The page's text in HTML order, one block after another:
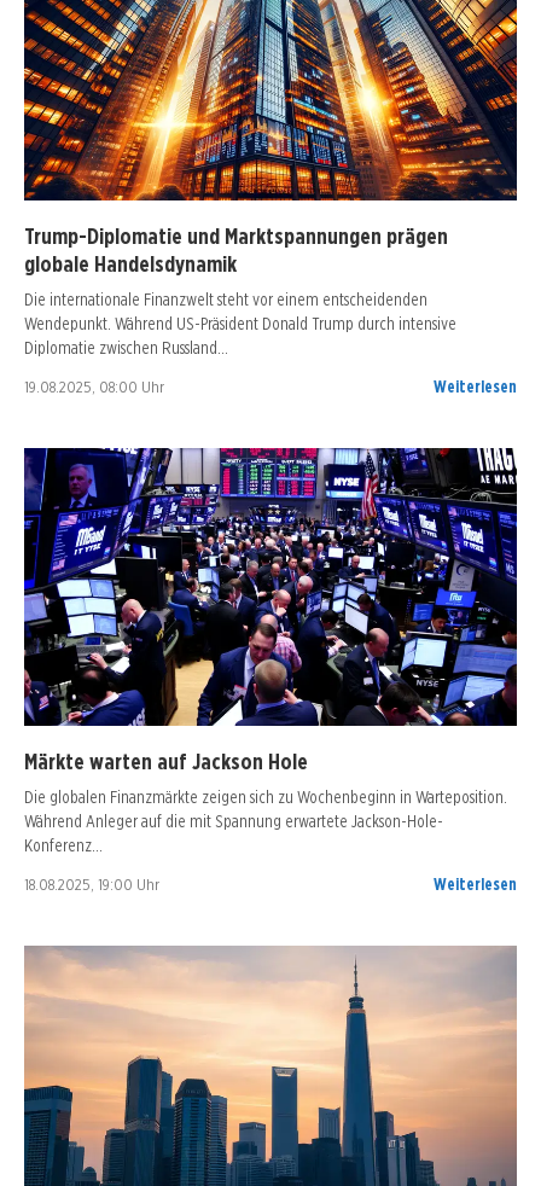
Trump-Diplomatie und Marktspannungen prägen
globale Handelsdynamik
Die internationale Finanzwelt steht vor einem entscheidenden
Wendepunkt. Während US-Präsident Donald Trump durch intensive
Diplomatie zwischen Russland…
19.08.2025, 08:00 Uhr Weiterlesen
Märkte warten auf Jackson Hole
Die globalen Finanzmärkte zeigen sich zu Wochenbeginn in Warteposition.
Während Anleger auf die mit Spannung erwartete Jackson-Hole-
Konferenz…
18.08.2025, 19:00 Uhr Weiterlesen